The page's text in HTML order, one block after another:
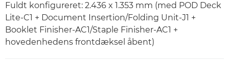
Fuldt konfigureret: 2.436 x 1.353 mm (med POD Deck
Lite-C1 + Document Insertion/Folding Unit-J1 +
Booklet Finisher-AC1/Staple Finisher-AC1 +
hovedenhedens frontdæksel åbent)